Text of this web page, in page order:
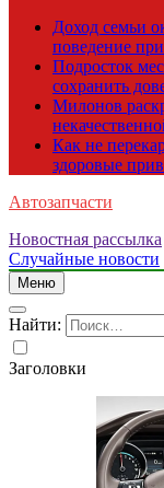
Доход семьи
поведение
Подросток
сохранить
Милонов
Как не
здоровые
Автозапчасти
Новостная рассылка
Случайные новости
Меню
Найти:
Заголовки